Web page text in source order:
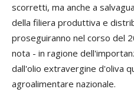
scorretti, ma anche a
della filiera produttiva e
proseguiranno nel corso del
nota - in ragione
dall'olio extravergine d'oliva
agroalimentare nazionale.